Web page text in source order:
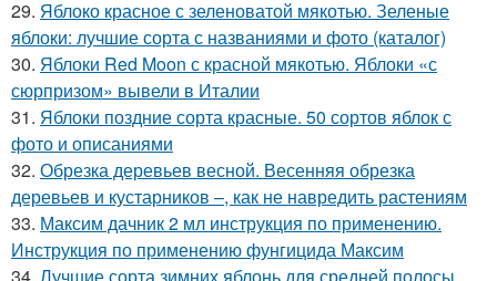
29. Яблоко красное с зеленоватой мякотью. Зеленые
яблоки: лучшие сорта с названиями и фото (каталог)
30. Яблоки Red Moon с красной мякотью. Яблоки «с
сюрпризом» вывели в Италии
31. Яблоки поздние сорта красные. 50 сортов яблок с
фото и описаниями
32. Обрезка деревьев весной. Весенняя обрезка
деревьев и кустарников –, как не навредить растениям
33. Максим дачник 2 мл инструкция по применению.
Инструкция по применению фунгицида Максим
34. Лучшие сорта зимних яблонь для средней полосы.